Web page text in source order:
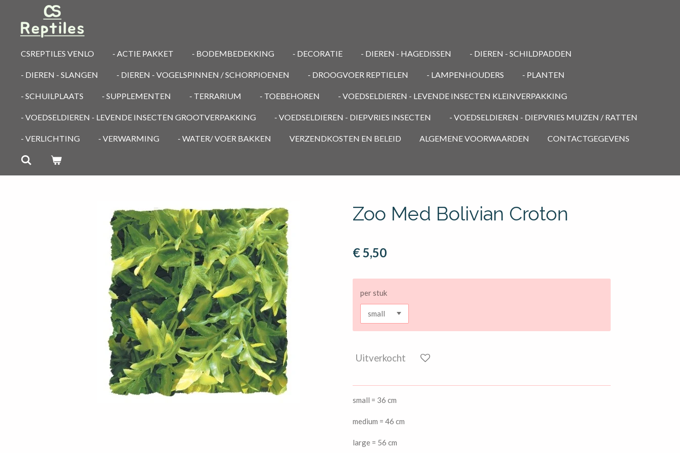
direct
CSREPTILES VENLO - ACTIE PAKKET - BODEMBEDEKKING - DECORATIE - DIEREN - HAGEDISSEN - DIEREN - SCHILDPADDEN
- DIEREN - SLANGEN - DIEREN - VOGELSPINNEN / SCHORPIOENEN - DROOGVOER REPTIELEN - LAMPENHOUDERS - PLANTEN
- SCHUILPLAATS - SUPPLEMENTEN - TERRARIUM - TOEBEHOREN - VOEDSELDIEREN - LEVENDE INSECTEN KLEINVERPAKKING
- VOEDSELDIEREN - LEVENDE INSECTEN GROOTVERPAKKING - VOEDSELDIEREN - DIEPVRIES INSECTEN - VOEDSELDIEREN - DIEPVRIES MUIZEN / RATTEN
- VERLICHTING - VERWARMING - WATER/ VOER BAKKEN VERZENDKOSTEN EN BELEID ALGEMENE VOORWAARDEN CONTACTGEGEVENS
Zoo Med Bolivian Croton
€ 5,50
per stuk
Uitverkocht
small = 36 cm
medium = 46 cm
large = 56 cm